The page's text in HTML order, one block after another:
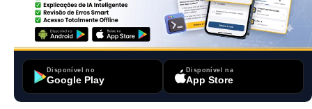
Disponível no
Google Play
Disponível na
App Store